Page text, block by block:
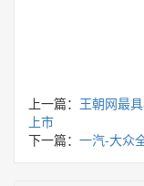
上一篇： 王朝网最
上市
下一篇： 一汽-大众